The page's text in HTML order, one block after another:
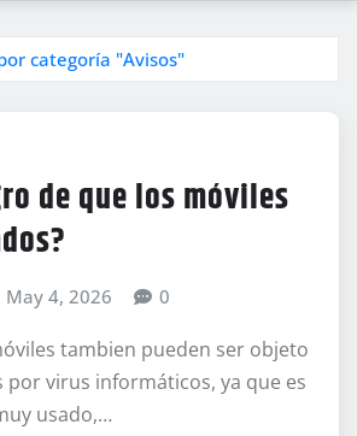
categoría "Avisos"
de que los móviles
May 4, 2026 0
tambien pueden ser objeto
por virus informáticos, ya que es
usado,…